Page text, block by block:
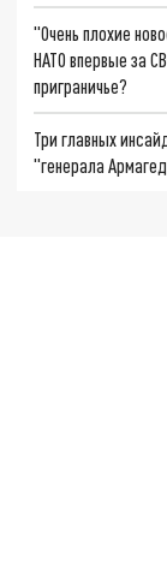
"Очень плохие
НАТО впервые за
приграничье?
Три главных
"генерала